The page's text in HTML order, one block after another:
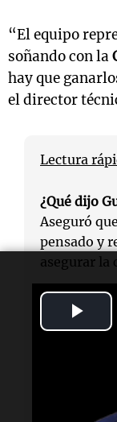
“El equipo
soñando con la
hay que
el director
Lectura
¿Qué dijo
Aseguró
pensado y
asegurar la
¿Cuándo
partido de
martes 23
estadio
¿Cuál fue